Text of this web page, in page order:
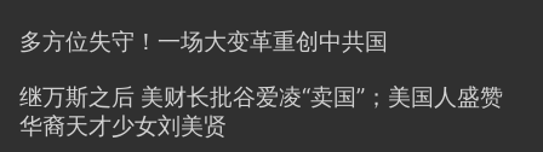
多方位失守！一场大变革重创中共国
继万斯之后 美财长批谷爱凌“卖国”；美国人盛赞
华裔天才少女刘美贤